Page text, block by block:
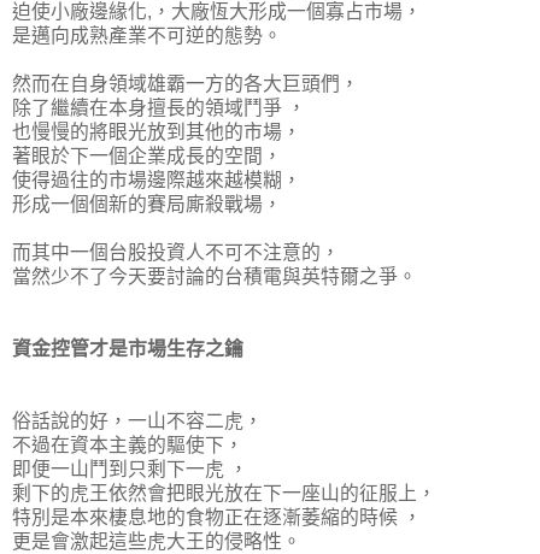
迫使小廠邊緣化,，大廠恆大形成一個寡占市場，
是邁向成熟產業不可逆的態勢。
然而在自身領域雄霸一方的各大巨頭們，
除了繼續在本身擅長的領域鬥爭 ，
也慢慢的將眼光放到其他的市場，
著眼於下一個企業成長的空間，
使得過往的市場邊際越來越模糊，
形成一個個新的賽局廝殺戰場，
而其中一個台股投資人不可不注意的，
當然少不了今天要討論的台積電與英特爾之爭。
資金控管才是市場生存之鑰
俗話說的好，一山不容二虎，
不過在資本主義的驅使下，
即便一山鬥到只剩下一虎 ，
剩下的虎王依然會把眼光放在下一座山的征服上，
特別是本來棲息地的食物正在逐漸萎縮的時候 ，
更是會激起這些虎大王的侵略性。